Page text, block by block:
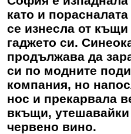
като и
се изнесла от
гаджето си.
продължава да
си по модните
компания, но
нос и прекарвала
вкъщи,
червено вино.